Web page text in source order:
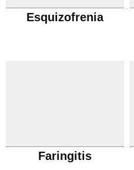
Esquizofrenia
Faringitis